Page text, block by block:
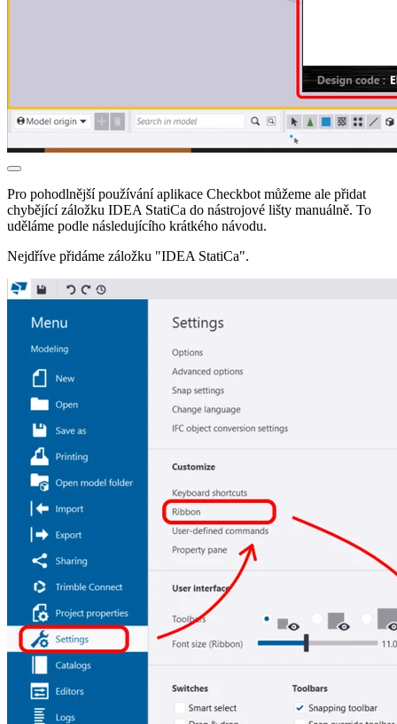
Pro pohodlnější používání aplikace Checkbot můžeme ale přidat
chybějící záložku IDEA StatiCa do nástrojové lišty manuálně. To
uděláme podle následujícího krátkého návodu.
Nejdříve přidáme záložku "IDEA StatiCa".